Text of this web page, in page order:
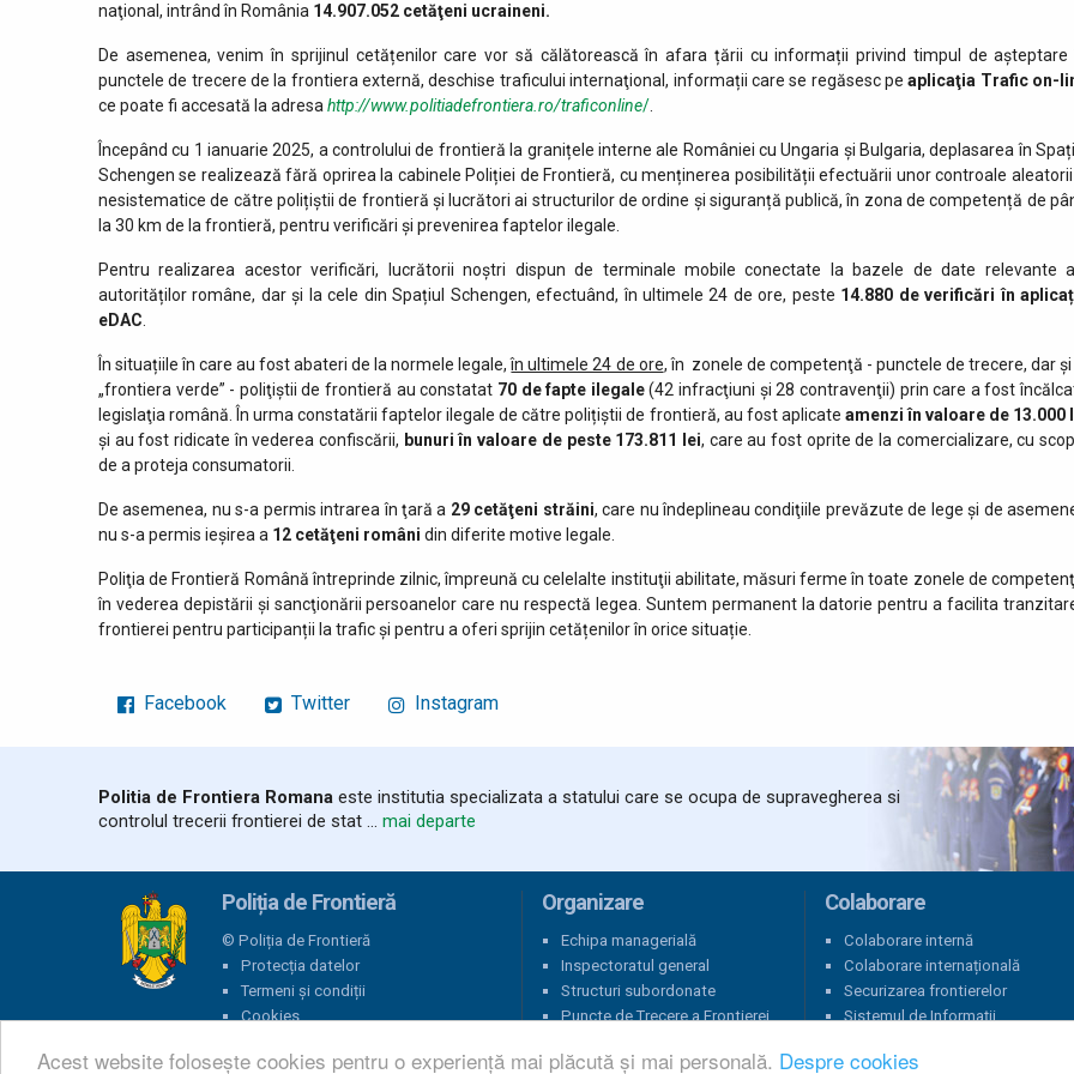
Acest website folosește cookies pentru o experiență mai plăcută și mai personală. Despre cookies
naţional, intrând în România 14.907.052 cetăţeni ucraineni.
De asemenea, venim în sprijinul cetățenilor care vor să călătorească în afara țării cu informații privind timpul de așteptare
punctele de trecere de la frontiera externă, deschise traficului internaţional, informații care se regăsesc peaplicaţia Trafic on-
ce poate fi accesată la adresahttp://www.politiadefrontiera.ro/traficonline/.
Începând cu 1 ianuarie 2025, a controlului de frontieră la granițele interne ale României cu Ungaria și Bulgaria, deplasarea în
Schengen se realizează fără oprirea la cabinele Poliției de Frontieră, cu menținerea posibilității efectuării unor controale aleatorii
nesistematice de către polițiștii de frontieră și lucrători ai structurilor de ordine și siguranță publică, în zona de competență de
la 30 km de la frontieră, pentru verificări și prevenirea faptelor ilegale.
Pentru realizarea acestor verificări, lucrătorii noștri dispun de terminale mobile conectate la bazele de date relevante
autorităților române, dar și la cele din Spațiul Schengen, efectuând, în ultimele 24 de ore, peste 14.880 de verificări în
eDAC.
În situațiile în care au fost abateri de la normele legale,în ultimele 24 de ore, în zonele de competenţă - punctele de trecere, dar şi
„frontiera verde” - poliţiştii de frontieră au constatat 70 de fapte ilegale(42 infracţiuni şi 28 contravenţii) prin care a fost
legislaţia română. În urma constatării faptelor ilegale de către polițiștii de frontieră, au fost aplicate amenzi în valoare de 13.000
și au fost ridicate în vederea confiscării, bunuri în valoare de peste 173.811 lei, care au fost oprite de la comercializare, cu
de a proteja consumatorii.
De asemenea, nu s-a permis intrarea în ţară a 29 cetăţeni străini, care nu îndeplineau condiţiile prevăzute de lege şi de
nu s-a permis ieşirea a 12 cetăţeni români din diferite motive legale.
Poliţia de Frontieră Română întreprinde zilnic, împreună cu celelalte instituţii abilitate, măsuri ferme în toate zonele de
în vederea depistării şi sancţionării persoanelor care nu respectă legea. Suntem permanent la datorie pentru a facilita
frontierei pentru participanții la trafic și pentru a oferi sprijin cetățenilor în orice situație.
Facebook Twitter Instagram
Politia de Frontiera Romana este institutia specializata a statului care se ocupa de supravegherea si
controlul trecerii frontierei de stat ... mai departe
Poliția de Frontieră
© Poliția de Frontieră
Protecția datelor
Termeni și condiții
Cookies
E-mail
Organizare
Echipa managerială
Inspectoratul general
Structuri subordonate
Puncte de Trecere a Frontierei
Colaborare
Colaborare internă
Colaborare internațională
Securizarea frontierelor
Sistemul de Informații
Sancțiuni internaționale